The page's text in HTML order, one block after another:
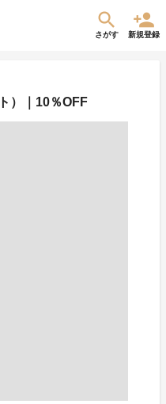
さがす 新規登録
）｜10％OFF